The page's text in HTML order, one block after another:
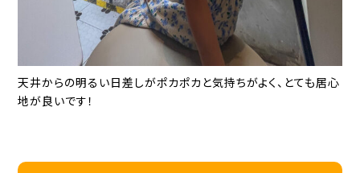
天井からの明るい日差しがポカポカと気持ちがよく、とても居心
地が良いです！